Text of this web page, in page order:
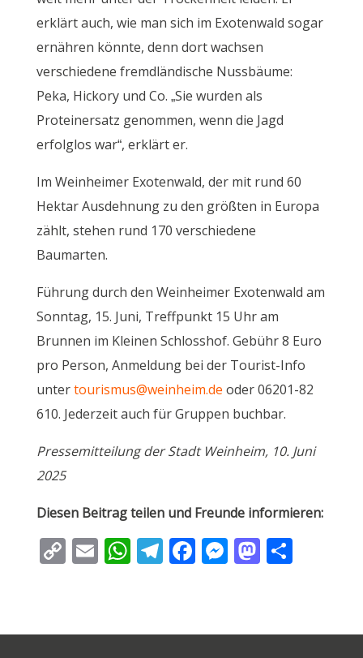
erklärt auch, wie man sich im Exotenwald sogar
ernähren könnte, denn dort wachsen
verschiedene fremdländische Nussbäume:
Peka, Hickory und Co. „Sie wurden als
Proteinersatz genommen, wenn die Jagd
erfolglos war“, erklärt er.
Im Weinheimer Exotenwald, der mit rund 60
Hektar Ausdehnung zu den größten in Europa
zählt, stehen rund 170 verschiedene
Baumarten.
Führung durch den Weinheimer Exotenwald am
Sonntag, 15. Juni, Treffpunkt 15 Uhr am
Brunnen im Kleinen Schlosshof. Gebühr 8 Euro
pro Person, Anmeldung bei der Tourist-Info
untertourismus@weinheim.de oder 06201-82
610. Jederzeit auch für Gruppen buchbar.
Pressemitteilung der Stadt Weinheim, 10. Juni
2025
Diesen Beitrag teilen und Freunde informieren:
C
y
E
l
W
s
T
gr
F
b
M
e
M
d
T
n